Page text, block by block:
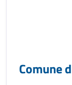
Comune